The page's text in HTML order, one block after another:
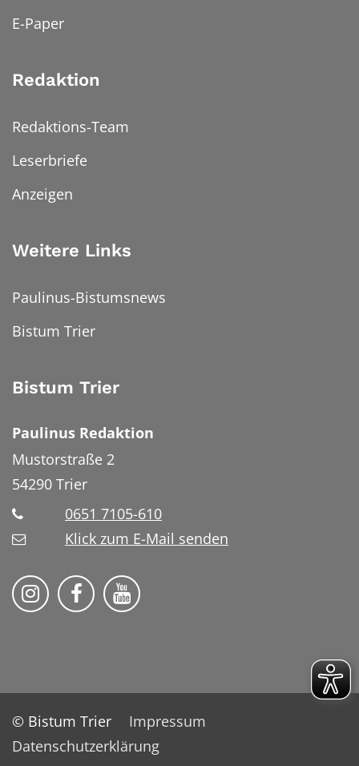
E-Paper
Redaktion
Redaktions-Team
Leserbriefe
Anzeigen
Weitere Links
Paulinus-Bistumsnews
Bistum Trier
Bistum Trier
Paulinus Redaktion
Mustorstraße 2
54290 Trier
0651 7105-610
Klick zum E-Mail senden
Bistum Trier auf Instragram
Bistum Trier auf Facebook
Bistum Trier auf YouTube
© Bistum Trier
Impressum
Datenschutzerklärung